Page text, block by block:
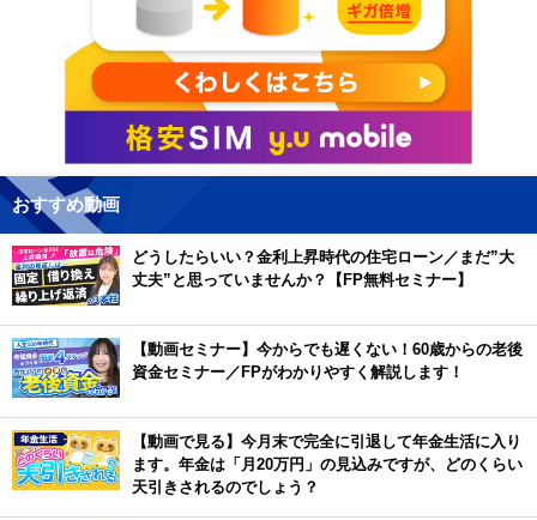
おすすめ動画
どうしたらいい？金利上昇時代の住宅ローン／まだ”大
丈夫”と思っていませんか？【FP無料セミナー】
【動画セミナー】今からでも遅くない！60歳からの老後
資金セミナー／FPがわかりやすく解説します！
【動画で見る】今月末で完全に引退して年金生活に入り
ます。年金は「月20万円」の見込みですが、どのくらい
天引きされるのでしょう？